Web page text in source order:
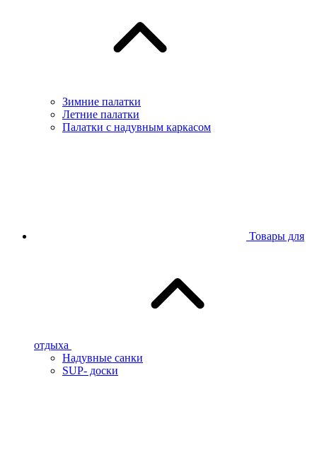
Зимние палатки
Летние палатки
Палатки с надувным каркасом
Товары для
отдыха
Надувные санки
SUP- доски